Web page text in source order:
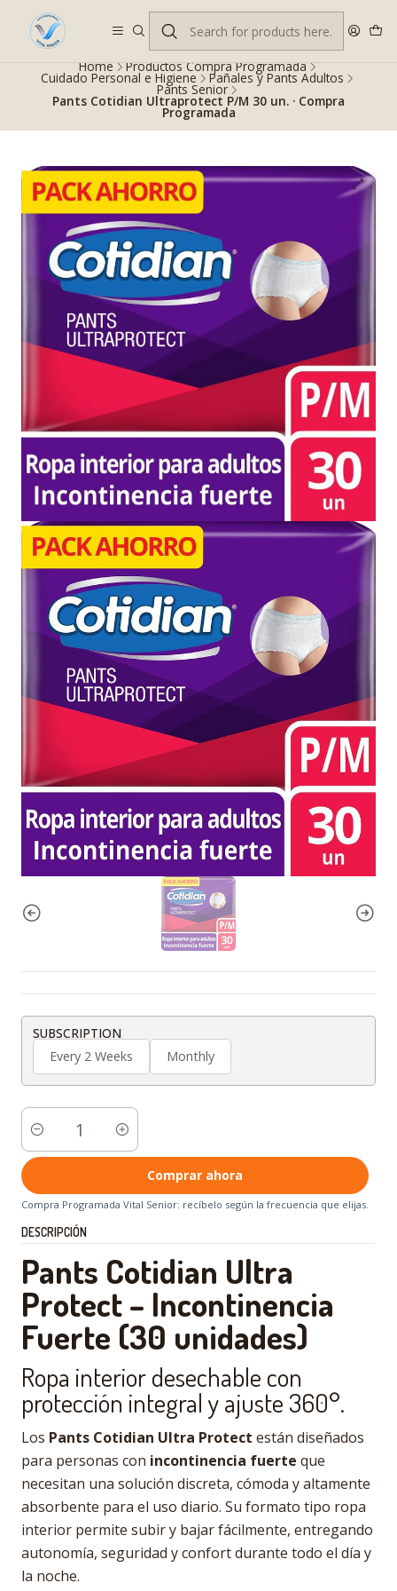
Despacho gratis en RM desde $100.000. Revisa las condiciones.
Home Productos Compra Programada
Cuidado Personal e Higiene Pañales y Pants Adultos
Pants Senior
Pants Cotidian Ultraprotect P/M 30 un. · Compra
Programada
SUBSCRIPTION
Every 2 Weeks
Monthly
Cantidad
Comprar ahora
Compra Programada Vital Senior: recíbelo según la frecuencia que elijas.
DESCRIPCIÓN
Pants Cotidian Ultra
Protect – Incontinencia
Fuerte (30 unidades)
Ropa interior desechable con
protección integral y ajuste 360°.
Los Pants Cotidian Ultra Protect están diseñados
para personas con incontinencia fuerte que
necesitan una solución discreta, cómoda y altamente
absorbente para el uso diario. Su formato tipo ropa
interior permite subir y bajar fácilmente, entregando
autonomía, seguridad y confort durante todo el día y
la noche.